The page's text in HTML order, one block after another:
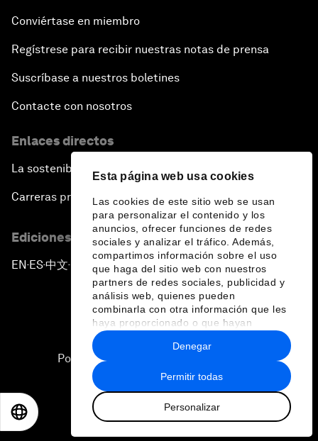
Esta página web usa cookies
Las cookies de este sitio web se usan
para personalizar el contenido y los
anuncios, ofrecer funciones de redes
sociales y analizar el tráfico. Además,
compartimos información sobre el uso
que haga del sitio web con nuestros
partners de redes sociales, publicidad y
análisis web, quienes pueden
combinarla con otra información que les
haya proporcionado o que hayan
recopilado a partir del uso que haya
hecho de sus servicios.
Permitir todas
Personalizar
Denegar
Conviértase en miembro
Regístrese para recibir nuestras notas de prensa
Suscríbase a nuestros boletines
Contacte con nosotros
Enlaces directos
La sostenibilidad en el Foro
Carreras profesionales
Ediciones en otros idiomas
EN ▪ES▪中文▪ 日本語
Política de privacidad y normas de uso
Sitemap
2026 Foro Económico Mundial